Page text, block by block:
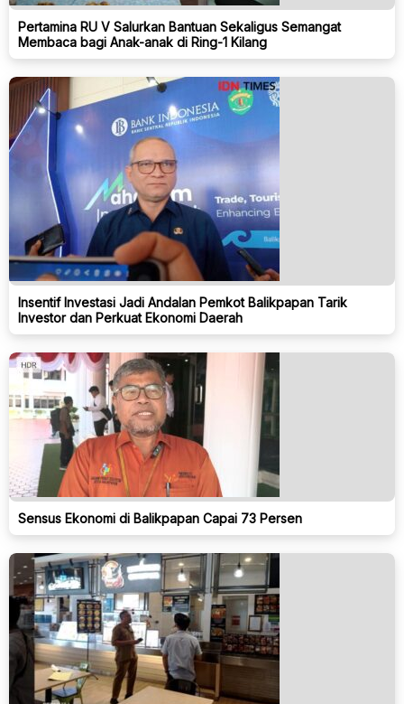
Pertamina RU V Salurkan Bantuan Sekaligus Semangat
Membaca bagi Anak-anak di Ring-1 Kilang
Insentif Investasi Jadi Andalan Pemkot Balikpapan Tarik
Investor dan Perkuat Ekonomi Daerah
Sensus Ekonomi di Balikpapan Capai 73 Persen